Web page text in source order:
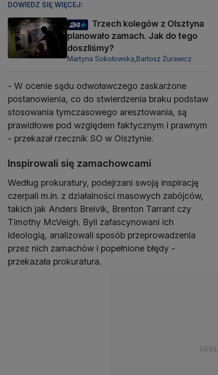
DOWIEDZ SIĘ WIĘCEJ:
Trzech kolegów z Olsztyna
planowało zamach. Jak do tego
doszliśmy?
Martyna Sokołowska, Bartosz Żurawicz
- W ocenie sądu odwoławczego zaskarżone
postanowienia, co do stwierdzenia braku podstaw
stosowania tymczasowego aresztowania, są
prawidłowe pod względem faktycznym i prawnym
- przekazał rzecznik SO w Olsztynie.
Inspirowali się zamachowcami
Według prokuratury, podejrzani swoją inspirację
czerpali m.in. z działalności masowych zabójców,
takich jak Anders Breivik, Brenton Tarrant czy
Timothy McVeigh. Byli zafascynowani ich
ideologią, analizowali sposób przeprowadzenia
przez nich zamachów i popełnione błędy -
przekazała prokuratura.